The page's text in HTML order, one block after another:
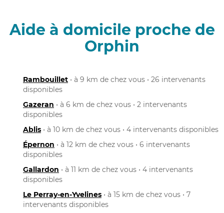
Aide à domicile proche de
Orphin
Rambouillet • à 9 km de chez vous • 26 intervenants
disponibles
Gazeran • à 6 km de chez vous • 2 intervenants
disponibles
Ablis • à 10 km de chez vous • 4 intervenants disponibles
Épernon • à 12 km de chez vous • 6 intervenants
disponibles
Gallardon • à 11 km de chez vous • 4 intervenants
disponibles
Le Perray-en-Yvelines • à 15 km de chez vous • 7
intervenants disponibles